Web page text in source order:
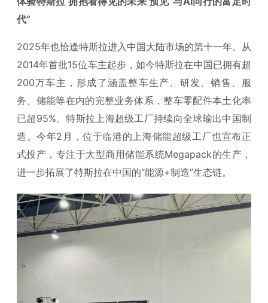
代”
2025年也恰逢特斯拉进入中国大陆市场的第十一年。从
2014年首批15位车主起步，如今特斯拉在中国已拥有超
200万车主，形成了涵盖整车生产、研发、销售、服
务、储能等在内的完整业务体系，整车零配件本土化率
已超95%。特斯拉上海超级工厂持续向全球输出中国制
造。今年2月，位于临港的上海储能超级工厂也宣布正
式投产，专注于大型商用储能系统Megapack的生产，
进一步拓展了特斯拉在中国的“能源+制造”生态链。